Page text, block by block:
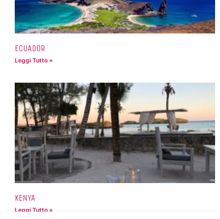
ECUADOR
Leggi Tutto »
KENYA
Leggi Tutto »